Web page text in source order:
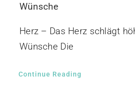
Wünsche
Herz – Das Herz schlägt
Wünsche Die
Continue Reading